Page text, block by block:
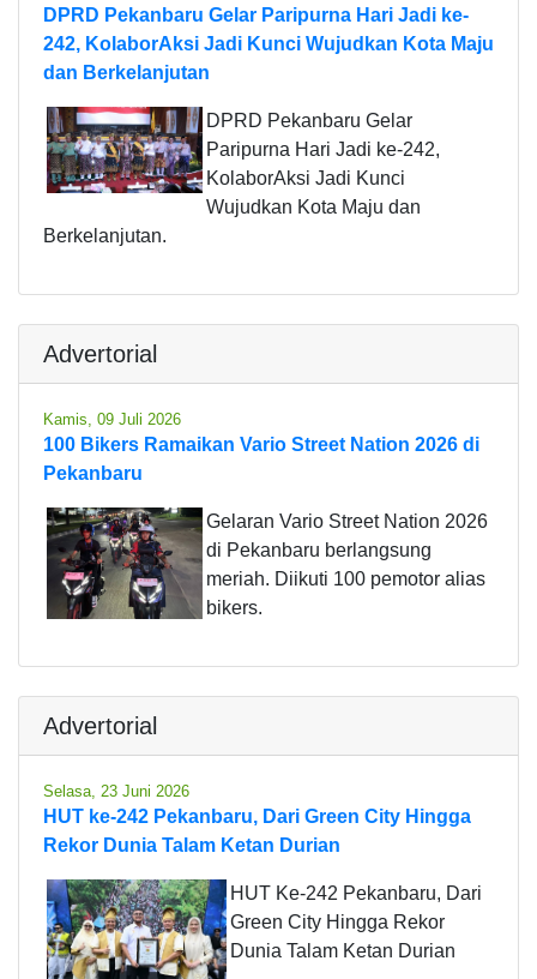
DPRD Pekanbaru Gelar Paripurna Hari Jadi ke-
242, KolaborAksi Jadi Kunci Wujudkan Kota Maju
dan Berkelanjutan
DPRD Pekanbaru Gelar
Paripurna Hari Jadi ke-242,
KolaborAksi Jadi Kunci
Wujudkan Kota Maju dan
Berkelanjutan.
Advertorial
Kamis, 09 Juli 2026
100 Bikers Ramaikan Vario Street Nation 2026 di
Pekanbaru
Gelaran Vario Street Nation 2026
di Pekanbaru berlangsung
meriah. Diikuti 100 pemotor alias
bikers.
Advertorial
Selasa, 23 Juni 2026
HUT ke-242 Pekanbaru, Dari Green City Hingga
Rekor Dunia Talam Ketan Durian
HUT Ke-242 Pekanbaru, Dari
Green City Hingga Rekor
Dunia Talam Ketan Durian